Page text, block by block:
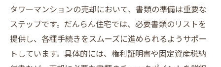
タワーマンションの売却において、書類の準備は重要な
ステップです。だんらん住宅では、必要書類のリストを
提供し、各種手続きをスムーズに進められるようサポー
トしています。具体的には、権利証明書や固定資産税納